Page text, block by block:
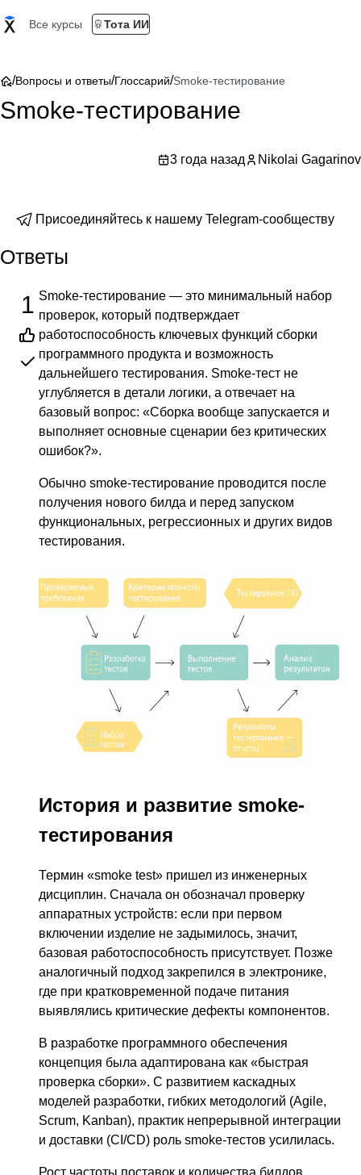
Все курсы Тота ИИ
/Вопросы и ответы/Глоссарий/Smoke-тестирование
Smoke-тестирование
3 года назад Nikolai Gagarinov
Присоединяйтесь к нашему Telegram-сообществу
Ответы
1 Smoke-тестирование — это минимальный набор
проверок, который подтверждает
работоспособность ключевых функций сборки
программного продукта и возможность
дальнейшего тестирования. Smoke-тест не
углубляется в детали логики, а отвечает на
базовый вопрос: «Сборка вообще запускается и
выполняет основные сценарии без критических
ошибок?».
Обычно smoke-тестирование проводится после
получения нового билда и перед запуском
функциональных, регрессионных и других видов
тестирования.
История и развитие smoke-
тестирования
Термин «smoke test» пришел из инженерных
дисциплин. Сначала он обозначал проверку
аппаратных устройств: если при первом
включении изделие не задымилось, значит,
базовая работоспособность присутствует. Позже
аналогичный подход закрепился в электронике,
где при кратковременной подаче питания
выявлялись критические дефекты компонентов.
В разработке программного обеспечения
концепция была адаптирована как «быстрая
проверка сборки». С развитием каскадных
моделей разработки, гибких методологий (Agile,
Scrum, Kanban), практик непрерывной интеграции
и доставки (CI/CD) роль smoke-тестов усилилась.